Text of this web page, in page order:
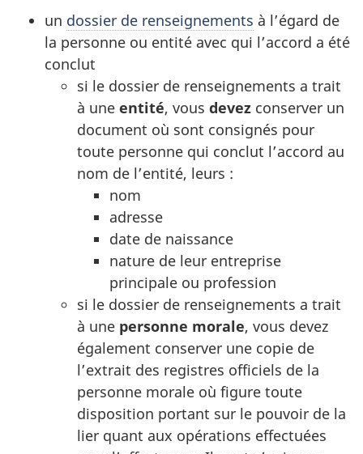
un dossier de renseignements à l’égard de
la personne ou entité avec qui l’accord a été
conclut
si le dossier de renseignements a trait
à une entité, vous devez conserver un
document où sont consignés pour
toute personne qui conclut l’accord au
nom de l’entité, leurs :
nom
adresse
date de naissance
nature de leur entreprise
principale ou profession
si le dossier de renseignements a trait
à une personne morale, vous devez
également conserver une copie de
l’extrait des registres officiels de la
personne morale où figure toute
disposition portant sur le pouvoir de la
lier quant aux opérations effectuées